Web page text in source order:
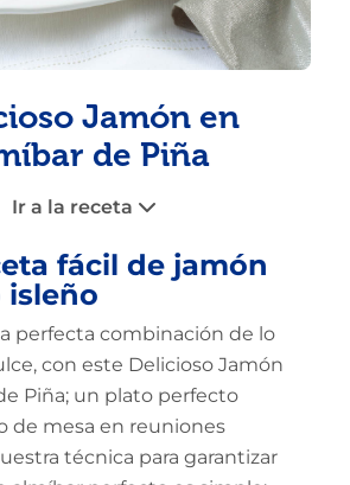
Jamón en
de Piña
Ir a la receta
fácil de jamón
isleño
perfecta combinación de lo
con este Delicioso Jamón
Piña; un plato perfecto
de mesa en reuniones
técnica para garantizar